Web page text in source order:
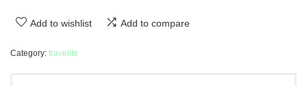
Add to wishlist Add to compare
Category: travelite